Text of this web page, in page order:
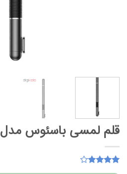
قلم لمسی باسئوس مدل household